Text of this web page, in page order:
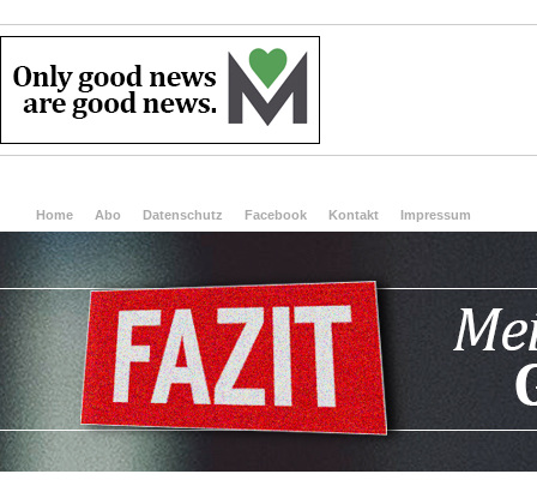
Home Abo Datenschutz Facebook Kontakt Impressum